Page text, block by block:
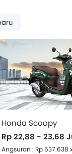
Honda Scoopy
Rp 22,88 - 23,68
Angsuran : Rp 537.638